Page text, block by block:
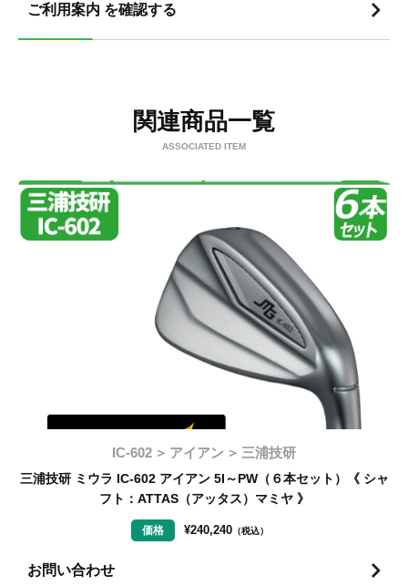
ご利用案内 を確認する
関連商品一覧
ASSOCIATED ITEM
IC-602 アイアン 三浦技研
三浦技研 ミウラ IC-602 アイアン 5I～PW（６本セット）《 シャ
フト：ATTAS（アッタス）マミヤ 》
価格 ¥240,240（税込）
お問い合わせ